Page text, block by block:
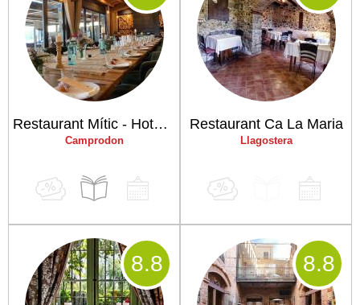
Restaurant Mític - Hotel Puig francó
Camprodon
Restaurant Ca La Maria
Llagostera
8.8 8.8